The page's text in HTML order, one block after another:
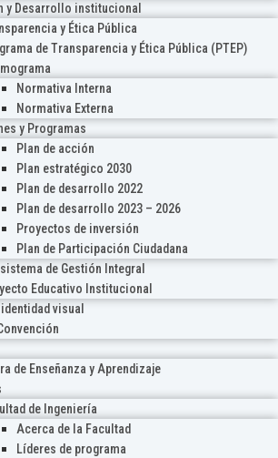
y Desarrollo institucional
y Ética Pública
de Transparencia y Ética Pública (PTEP)
Normativa Interna
Normativa Externa
y Programas
Plan de acción
Plan estratégico 2030
Plan de desarrollo 2022
Plan de desarrollo 2023 – 2026
Proyectos de inversión
Plan de Participación Ciudadana
de Gestión Integral
Educativo Institucional
visual
de Enseñanza y Aprendizaje
de Ingeniería
Acerca de la Facultad
Líderes de programa